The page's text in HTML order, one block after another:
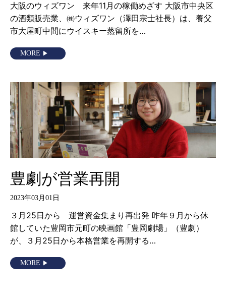
大阪のウィズワン 来年11月の稼働めざす 大阪市中央区
の酒類販売業、㈱ウィズワン（澤田宗士社長）は、養父
市大屋町中間にウイスキー蒸留所を…
MORE
豊劇が営業再開
2023年03月01日
３月25日から 運営資金集まり再出発 昨年９月から休
館していた豊岡市元町の映画館「豊岡劇場」（豊劇）
が、３月25日から本格営業を再開する…
MORE